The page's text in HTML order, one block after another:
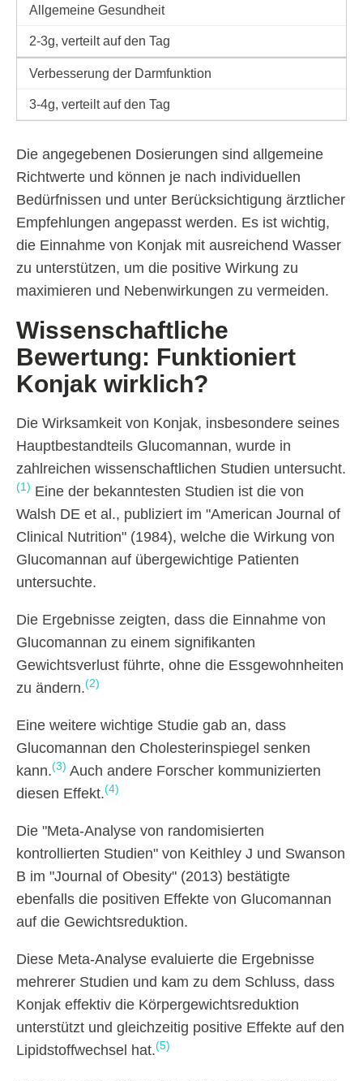
Allgemeine Gesundheit
2-3g, verteilt auf den Tag
Verbesserung der Darmfunktion
3-4g, verteilt auf den Tag
Die angegebenen Dosierungen sind allgemeine
Richtwerte und können je nach individuellen
Bedürfnissen und unter Berücksichtigung ärztlicher
Empfehlungen angepasst werden. Es ist wichtig,
die Einnahme von Konjak mit ausreichend Wasser
zu unterstützen, um die positive Wirkung zu
maximieren und Nebenwirkungen zu vermeiden.
Wissenschaftliche
Bewertung: Funktioniert
Konjak wirklich?
Die Wirksamkeit von Konjak, insbesondere seines
Hauptbestandteils Glucomannan, wurde in
zahlreichen wissenschaftlichen Studien untersucht.
(1) Eine der bekanntesten Studien ist die von
Walsh DE et al., publiziert im "American Journal of
Clinical Nutrition" (1984), welche die Wirkung von
Glucomannan auf übergewichtige Patienten
untersuchte.
Die Ergebnisse zeigten, dass die Einnahme von
Glucomannan zu einem signifikanten
Gewichtsverlust führte, ohne die Essgewohnheiten
zu ändern.(2)
Eine weitere wichtige Studie gab an, dass
Glucomannan den Cholesterinspiegel senken
kann.(3) Auch andere Forscher kommunizierten
diesen Effekt.(4)
Die "Meta-Analyse von randomisierten
kontrollierten Studien" von Keithley J und Swanson
B im "Journal of Obesity" (2013) bestätigte
ebenfalls die positiven Effekte von Glucomannan
auf die Gewichtsreduktion.
Diese Meta-Analyse evaluierte die Ergebnisse
mehrerer Studien und kam zu dem Schluss, dass
Konjak effektiv die Körpergewichtsreduktion
unterstützt und gleichzeitig positive Effekte auf den
Lipidstoffwechsel hat.(5)